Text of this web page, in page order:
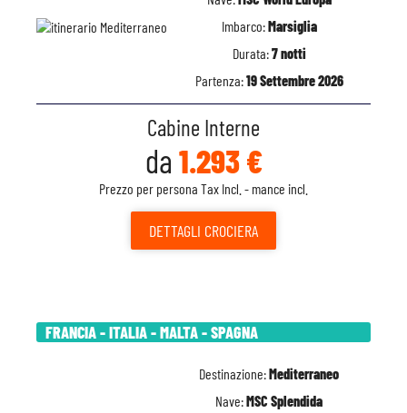
Imbarco:Marsiglia
Durata:7 notti
Partenza:19 Settembre 2026
Cabine Interne
da 1.293 €
Prezzo per persona Tax Incl. - mance incl.
DETTAGLI CROCIERA
FRANCIA - ITALIA - MALTA - SPAGNA
Destinazione:Mediterraneo
Nave:MSC Splendida